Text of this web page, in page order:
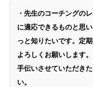
・先生のコーチングの
に適応できるものと思
っと知りたいです。定
よろしくお願いします
手伝いさせていただき
い。